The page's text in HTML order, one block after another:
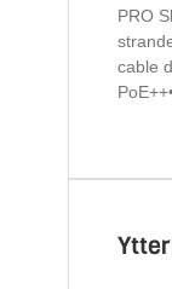
PRO
cable